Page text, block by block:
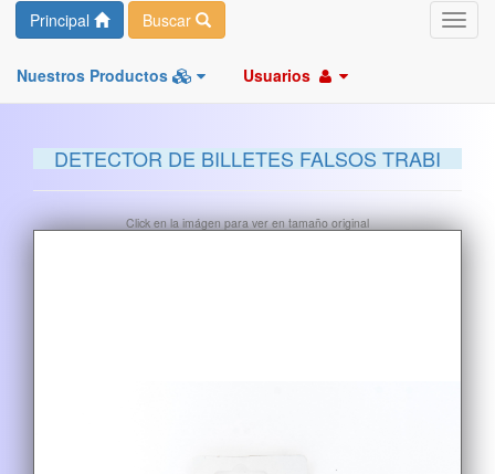
Principal Buscar
Nuestros Productos Usuarios
DETECTOR DE BILLETES FALSOS TRABI
Click en la imágen para ver en tamaño original